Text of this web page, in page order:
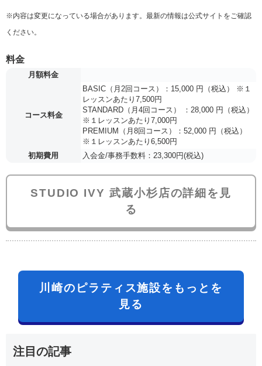
※内容は変更になっている場合があります。最新の情報は公式サイトをご確認
ください。
料金
月額料金
コース料金
BASIC（月2回コース）：15,000 円（税込） ※１
レッスンあたり7,500円
STANDARD（月4回コース） ：28,000 円（税込）
※１レッスンあたり7,000円
PREMIUM（月8回コース）：52,000 円（税込）
※１レッスンあたり6,500円
初期費用
入会金/事務手数料：23,300円(税込)
STUDIO IVY 武蔵小杉店の詳細を見
る
川崎のピラティス施設をもっとを
見る
注目の記事